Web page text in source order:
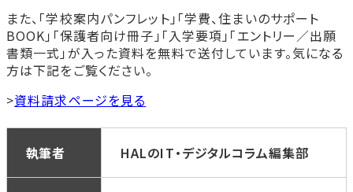
また、「学校案内パンフレット」「学費、住まいのサポート
BOOK」「保護者向け冊子」「入学要項」「エントリー／出願
書類一式」が入った資料を無料で送付しています。気になる
方は下記をご覧ください。
>資料請求ページを見る
執筆者 HALのIT・デジタルコラム編集部